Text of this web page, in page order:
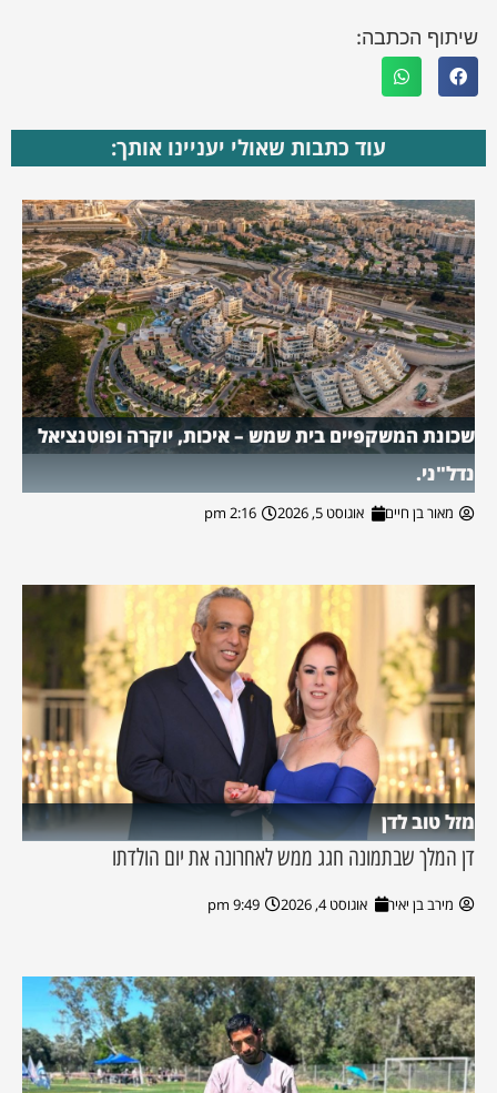
שיתוף הכתבה:
עוד כתבות שאולי יעניינו אותך:
שכונת המשקפיים בית שמש – איכות, יוקרה ופוטנציאל
נדל"ני.
מאור בן חיים אוגוסט 5, 2026 2:16 pm
מזל טוב לדן
דן המלך שבתמונה חגג ממש לאחרונה את יום הולדתו
מירב בן יאיר אוגוסט 4, 2026 9:49 pm